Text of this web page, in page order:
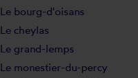
Le bourg-d'oisans
Le cheylas
Le grand-lemps
Le monestier-du-percy